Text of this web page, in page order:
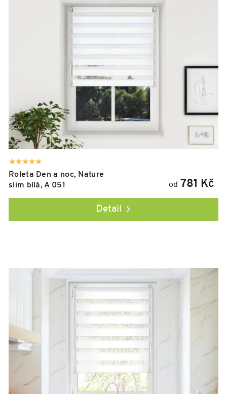
ů
Roleta Den a noc, Nature
slim bílá, A 051
od 781 Kč
Detail